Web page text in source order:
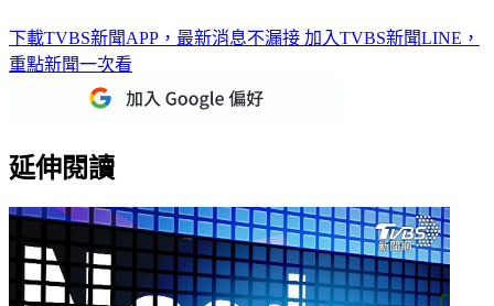
下載TVBS新聞APP，最新消息不漏接 加入TVBS新聞LINE，
重點新聞一次看
延伸閱讀